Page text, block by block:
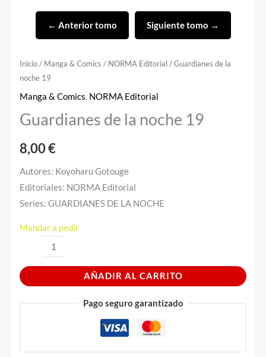
← Anterior tomo Siguiente tomo →
Inicio/ Manga & Comics / NORMA Editorial/ Guardianes de la
noche 19
Manga & Comics, NORMA Editorial
Guardianes de la noche 19
8,00€
Autores: Koyoharu Gotouge
Editoriales: NORMA Editorial
Series: GUARDIANES DE LA NOCHE
Mandar a pedir
AÑADIR AL CARRITO
Pago seguro garantizado